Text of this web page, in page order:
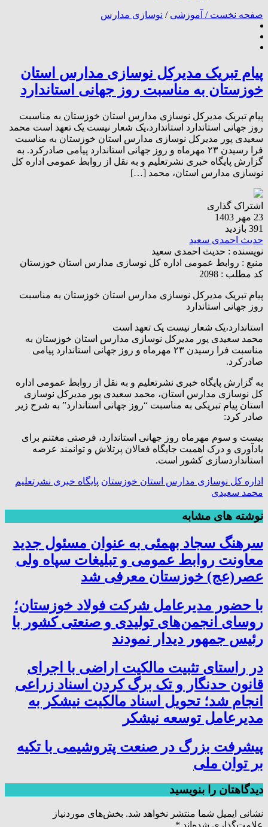
صفحه نخست / آموزشی / نوسازی مدارس
پیام تبریک مدیرکل نوسازی مدارس استان
خوزستان به مناسبت روز جهانی استاندارد
پیام تبریک مدیرکل نوسازی مدارس استان خوزستان به مناسبت
روز جهانی استاندارد استاندارد،یک شعار نیست یک تعهد است محمد
سعیدی پور مدیرکل نوسازی مدارس استان خوزستان به مناسبت
فرا رسیدن ۲۳ مهرماه و روز جهانی استاندارد پیامی صادرکرد. به
گزارش پایگاه خبری نشرتعلیم و به نقل از روابط عمومی اداره کل
نوسازی مدارس استان، محمد […]
اشتراک گذاری
23 مهر 1403
391 بازدید
حدیث احمدی سعید
نویسنده : حدیث احمدی سعید
منبع : روابط عمومی اداره کل نوسازی مدارس استان خوزستان
کد مطلب : 2098
پیام تبریک مدیرکل نوسازی مدارس استان خوزستان به مناسبت
روز جهانی استاندارد
استاندارد،یک شعار نیست یک تعهد است
محمد سعیدی پور مدیرکل نوسازی مدارس استان خوزستان به
مناسبت فرا رسیدن ۲۳ مهرماه و روز جهانی استاندارد پیامی
صادرکرد.
به گزارش پایگاه خبری نشرتعلیم و به نقل از روابط عمومی اداره
کل نوسازی مدارس استان، محمد سعیدی پور مدیرکل نوسازی
استان پیام تبریکی به مناسبت “روز جهانی استاندارد” به شرح زیر
صادر کرد:
بیست و سوم مهرماه روز جهانی استاندارد، فرصتی مغتنم برای
یادآوری و درک اهمیت جایگاه فعالان پرتلاش و توانمند عرصه
استانداردسازی کشور است.
اداره کل نوسازی مدارس استان خوزستان پایگاه خبری نشرتعلیم
محمد سعیدی
نوشته های مشابه
سرهنگ سجاد بهمئی به عنوان مسئول جدید
معاونت روابط عمومی و تبلیغات سپاه ولی
عصر(عج) خوزستان معرفی شد
با حضور مدیرعامل شرکت فولاد خوزستان؛
روسای انجمن‌های تولیدی و صنعتی کشور با
رئیس جمهور دیدار نمودند
در راستای تثبیت مالکیت اراضی با اجرای
قانون حدنگار و تک برگ کردن اسناد زراعی
انجام شد؛ تحویل اسناد مالکیت نیشکر به
مدیرعامل توسعه نیشکر
پیشرفت بزرگ در صنعت پتروشیمی با تکیه
بر توان ملی
دیدگاهتان را بنویسید
نشانی ایمیل شما منتشر نخواهد شد. بخش‌های موردنیاز